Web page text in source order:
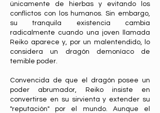
únicamente de hierbas y evitando los
conflictos con los humanos. Sin embargo,
su tranquila existencia cambia
radicalmente cuando una joven llamada
Reiko aparece y, por un malentendido, lo
considera un dragón demoníaco de
temible poder.
Convencida de que el dragón posee un
poder abrumador, Reiko insiste en
convertirse en su sirvienta y extender su
"reputación" por el mundo. Aunque el